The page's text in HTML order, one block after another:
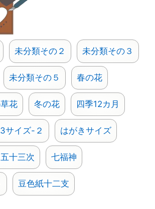
未分類その２ 未分類その３
未分類その５ 春の花
花 冬の花 四季12カ月
サイズ-２ はがきサイズ
十三次 七福神
豆色紙十二支